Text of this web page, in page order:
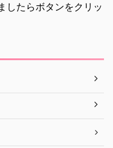
したらボタンをクリッ